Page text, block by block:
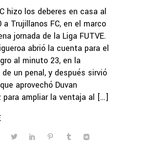
hizo los deberes en casa al
a Trujillanos FC, en el marco
jornada de la Liga FUTVE.
abrió la cuenta para el
al minuto 23, en la
un penal, y después sirvió
aprovechó Duvan
para ampliar la ventaja al […]